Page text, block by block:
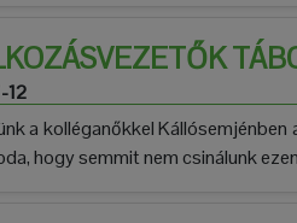
a kolléganőkkel Kállósemjénben
hogy semmit nem csinálunk